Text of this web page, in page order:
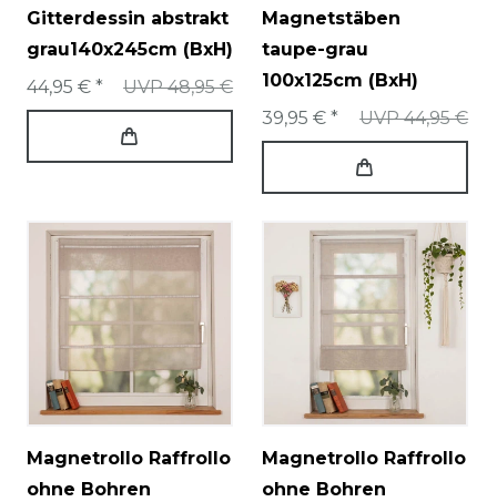
Gitterdessin abstrakt
grau140x245cm (BxH)
UVP 48,95 €
44,95 € *
Magnetstäben
taupe-grau
100x125cm (BxH)
UVP 44,95 €
39,95 € *
Magnetrollo Raffrollo
ohne Bohren
Magnetrollo Raffrollo
ohne Bohren